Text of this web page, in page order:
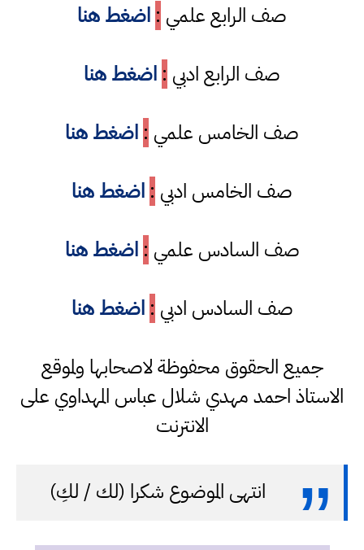
صف الرابع علمي : اضغط هنا
صف الرابع ادبي : اضغط هنا
صف الخامس علمي : اضغط هنا
صف الخامس ادبي : اضغط هنا
صف السادس علمي : اضغط هنا
صف السادس ادبي : اضغط هنا
جميع الحقوق محفوظة لاصحابها ولموقع
الاستاذ احمد مهدي شلال عباس المهداوي على
الانترنت
انتهى الموضوع شكرا (لك / لكِ)